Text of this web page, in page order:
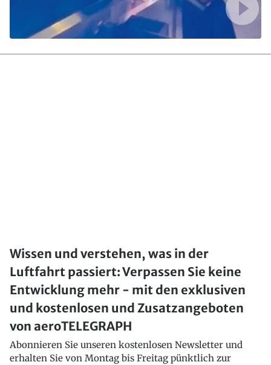
Wissen und verstehen, was in der
Luftfahrt passiert: Verpassen Sie keine
Entwicklung mehr - mit den exklusiven
und kostenlosen und Zusatzangeboten
von aeroTELEGRAPH
Abonnieren Sie unseren kostenlosen Newsletter und
erhalten Sie von Montag bis Freitag pünktlich zur